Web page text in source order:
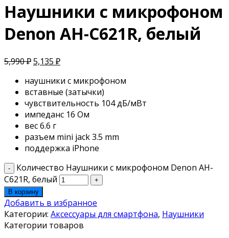
Наушники с микрофоном
Denon AH-C621R, белый
5,990₽5,135 ₽
наушники с микрофоном
вставные (затычки)
чувствительность 104 дБ/мВт
импеданс 16 Ом
вес 6.6 г
разъем mini jack 3.5 mm
поддержка iPhone
Количество Наушники с микрофоном Denon AH-
C621R, белый
В корзину
Добавить в избранное
Категории: Аксессуары для смартфона, Наушники
Категории товаров